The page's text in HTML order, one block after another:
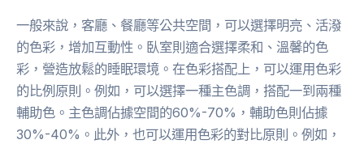
一般來說，客廳、餐廳等公共空間，可以選擇明亮、活潑
的色彩，增加互動性。臥室則適合選擇柔和、溫馨的色
彩，營造放鬆的睡眠環境。在色彩搭配上，可以運用色彩
的比例原則。例如，可以選擇一種主色調，搭配一到兩種
輔助色。主色調佔據空間的60%-70%，輔助色則佔據
30%-40%。此外，也可以運用色彩的對比原則。例如，